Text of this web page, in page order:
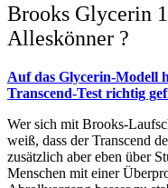
Brooks Glycerin
Alleskönner ?
Auf das Glycerin-Modell
Transcend-Test richtig
Wer sich mit Brooks-
weiß, dass der Transcend
zusätzlich aber eben über
Menschen mit einer